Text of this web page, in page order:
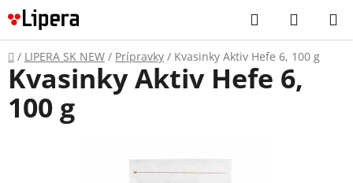
Prejsť
na
obsah
Hľadať
KOŠÍK
Domov
/ LIPERA SK NEW / Prípravky / Kvasinky Aktiv Hefe 6, 100 g
Kvasinky Aktiv Hefe 6,
100 g